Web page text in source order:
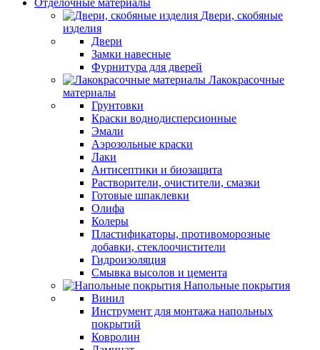
Отделочные материалы
Двери, скобяные
изделия
Двери
Замки навесные
Фурнитура для дверей
Лакокрасочные
материалы
Грунтовки
Краски воднодисперсионные
Эмали
Аэрозольные краски
Лаки
Антисептики и биозащита
Растворители, очистители, смазки
Готовые шпаклевки
Олифа
Колеры
Пластификаторы, противоморозные
добавки, стеклоочистители
Гидроизоляция
Смывка высолов и цемента
Напольные покрытия
Винил
Инструмент для монтажа напольных
покрытий
Ковролин